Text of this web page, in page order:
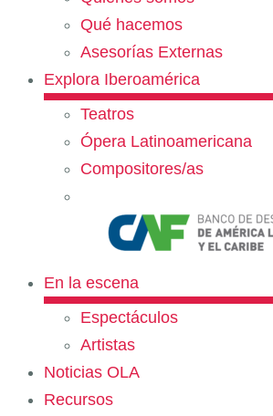
Qué hacemos
Asesorías Externas
Explora Iberoamérica
Teatros
Ópera Latinoamericana
Compositores/as
En la escena
Espectáculos
Artistas
Noticias OLA
Recursos